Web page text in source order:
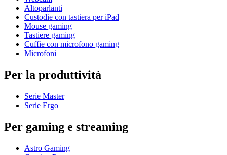
Altoparlanti
Custodie con tastiera per iPad
Mouse gaming
Tastiere gaming
Cuffie con microfono gaming
Microfoni
Per la produttività
Serie Master
Serie Ergo
Per gaming e streaming
Astro Gaming